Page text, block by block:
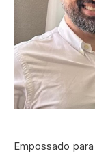
Empossado